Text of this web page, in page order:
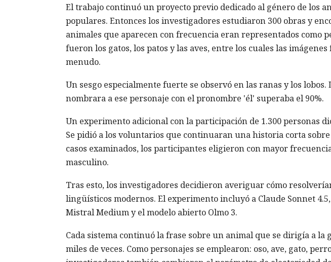
El trabajo continuó un proyecto previo dedicado al género de los
populares. Entonces los investigadores estudiaron 300 obras y
animales que aparecen con frecuencia eran representados como
fueron los gatos, los patos y las aves, entre los cuales las
menudo.
Un sesgo especialmente fuerte se observó en las ranas y los
nombrara a ese personaje con el pronombre 'él' superaba el 90%.
Un experimento adicional con la participación de 1.300 personas
Se pidió a los voluntarios que continuaran una historia corta
casos examinados, los participantes eligieron con mayor
masculino.
Tras esto, los investigadores decidieron averiguar cómo
lingüísticos modernos. El experimento incluyó a Claude Sonnet 4.5,
Mistral Medium y el modelo abierto Olmo 3.
Cada sistema continuó la frase sobre un animal que se dirigía a la
miles de veces. Como personajes se emplearon: oso, ave, gato,